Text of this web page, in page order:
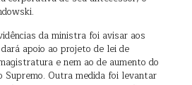
da ministra foi avisar aos
apoio ao projeto de lei de
e nem ao de aumento do
Supremo. Outra medida foi levantar